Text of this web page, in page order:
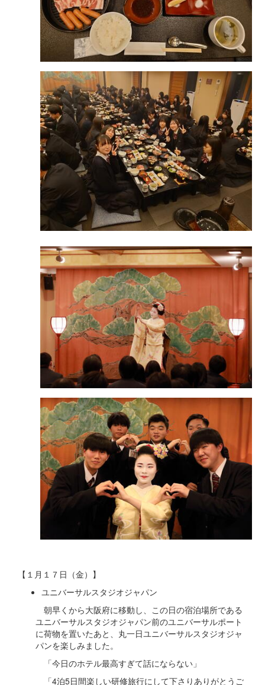
【１月１７日（金）】
ユニバーサルスタジオジャパン
朝早くから大阪府に移動し、この日の宿泊場所である
ユニバーサルスタジオジャパン前のユニバーサルポート
に荷物を置いたあと、丸一日ユニバーサルスタジオジャ
パンを楽しみました。
「今日のホテル最高すぎて話にならない」
「4泊5日間楽しい研修旅行にして下さりありがとうご